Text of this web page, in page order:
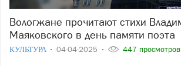
Вологжане прочитают стихи Владимира
Маяковского в день памяти поэта
КУЛЬТУРА 04-04-2025 447 просмотров